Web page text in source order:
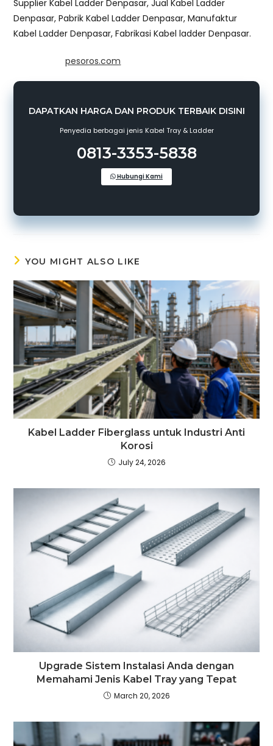
Supplier Kabel Ladder Denpasar, Jual Kabel Ladder
Denpasar, Pabrik Kabel Ladder Denpasar, Manufaktur
Kabel Ladder Denpasar, Fabrikasi Kabel ladder Denpasar.
Powered bypesoros.com
DAPATKAN HARGA DAN PRODUK TERBAIK DISINI
Penyedia berbagai jenis Kabel Tray & Ladder
0813-3353-5838
Hubungi Kami
YOU MIGHT ALSO LIKE
Kabel Ladder Fiberglass untuk Industri Anti
Korosi
July 24, 2026
Upgrade Sistem Instalasi Anda dengan
Memahami Jenis Kabel Tray yang Tepat
March 20, 2026